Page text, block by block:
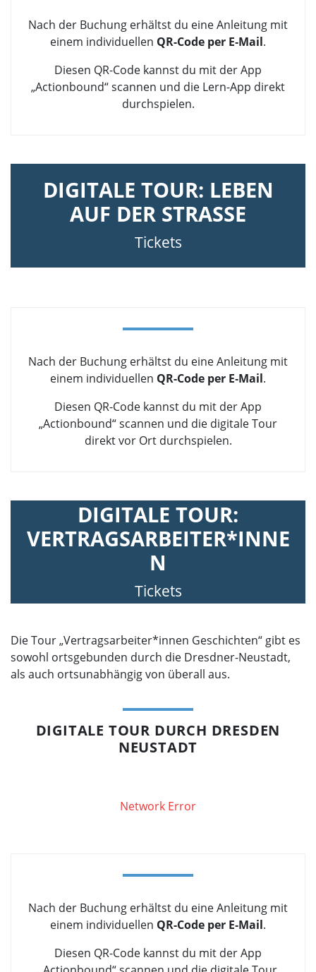
Nach der Buchung erhältst du eine Anleitung mit
einem individuellen QR-Code per E‑Mail.
Diesen QR-Code kannst du mit der App
„Actionbound“ scannen und die Lern-App direkt
durchspielen.
DIGITALE TOUR: LEBEN
AUF DER STRASSE
Tickets
Nach der Buchung erhältst du eine Anleitung mit
einem individuellen QR-Code per E‑Mail.
Diesen QR-Code kannst du mit der App
„Actionbound“ scannen und die digitale Tour
direkt vor Ort durchspielen.
DIGITALE TOUR:
VERTRAGSARBEITER*INNE
N
Tickets
Die Tour „Vertragsarbeiter*innen Geschichten“ gibt es
sowohl ortsgebunden durch die Dresdner-Neustadt,
als auch ortsunabhängig von überall aus.
DIGITALE TOUR DURCH DRESDEN
NEUSTADT
Network Error
Nach der Buchung erhältst du eine Anleitung mit
einem individuellen QR-Code per E‑Mail.
Diesen QR-Code kannst du mit der App